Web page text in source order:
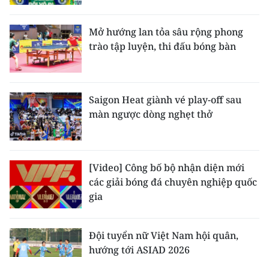
Mở hướng lan tỏa sâu rộng phong
trào tập luyện, thi đấu bóng bàn
Saigon Heat giành vé play-off sau
màn ngược dòng nghẹt thở
[Video] Công bố bộ nhận diện mới
các giải bóng đá chuyên nghiệp quốc
gia
Đội tuyển nữ Việt Nam hội quân,
hướng tới ASIAD 2026